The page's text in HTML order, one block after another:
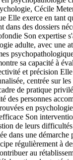
Cécile
Elle exerce en tant
dans des dossiers
Son expertise
adulte, avec une
sa capacité à
et précision
centrée sur
de pratique
des personnes
en
Son
de leurs
dans une démarche
régulièrement à
au